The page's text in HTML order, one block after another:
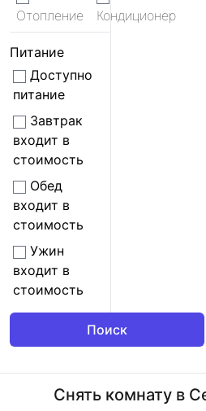
Отопление Кондиционер
Питание
Доступно
питание
Завтрак
входит в
стоимость
Обед
входит в
стоимость
Ужин
входит в
стоимость
Снять комнату в